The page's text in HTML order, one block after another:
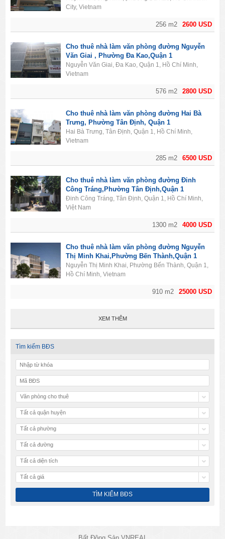
2600 USD
256 m2
City, Vietnam
2800 USD
576 m2
Cho thuê nhà làm văn phòng đường Nguyễn
Văn Giai , Phường Đa Kao,Quận 1
Nguyễn Văn Giai, Đa Kao, Quận 1, Hồ Chí Minh,
Vietnam
6500 USD
285 m2
Cho thuê nhà làm văn phòng đường Hai Bà
Trưng, Phường Tân Định, Quận 1
Hai Bà Trưng, Tân Định, Quận 1, Hồ Chí Minh,
Vietnam
4000 USD
1300 m2
Cho thuê nhà làm văn phòng đường Đinh
Công Tráng,Phường Tân Định,Quận 1
Đinh Công Tráng, Tân Định, Quận 1, Hồ Chí Minh,
Việt Nam
25000 USD
910 m2
Cho thuê nhà làm văn phòng đường Nguyễn
Thị Minh Khai,Phường Bến Thành,Quận 1
Nguyễn Thị Minh Khai, Phường Bến Thành, Quận 1,
Hồ Chí Minh, Vietnam
XEM THÊM
Tìm kiếm BĐS
Văn phòng cho thuê
Tất cả quận huyện
Tất cả phường
Tất cả đường
Tất cả diện tích
Tất cả giá